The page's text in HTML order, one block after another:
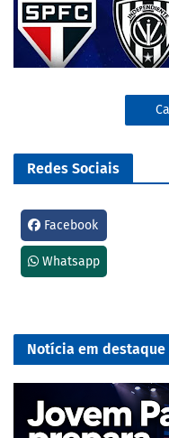
Redes Sociais
Facebook
Whatsapp
Notícia em destaque